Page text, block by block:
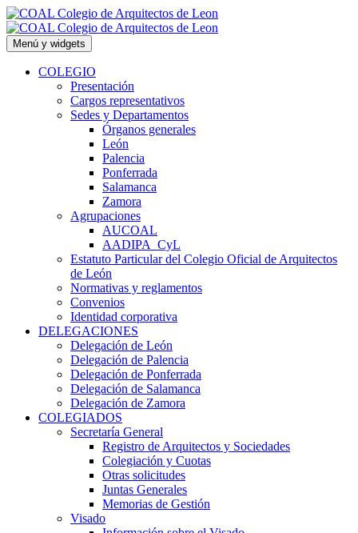
Saltar
al
contenido
Menú y widgets
COLEGIO
Presentación
Cargos representativos
Sedes y Departamentos
Órganos generales
León
Palencia
Ponferrada
Salamanca
Zamora
Agrupaciones
AUCOAL
AADIPA_CyL
Estatuto Particular del Colegio Oficial de Arquitectos
de León
Normativas y reglamentos
Convenios
Identidad corporativa
DELEGACIONES
Delegación de León
Delegación de Palencia
Delegación de Ponferrada
Delegación de Salamanca
Delegación de Zamora
COLEGIADOS
Secretaría General
Registro de Arquitectos y Sociedades
Colegiación y Cuotas
Otras solicitudes
Juntas Generales
Memorias de Gestión
Visado